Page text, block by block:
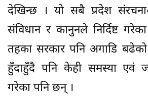
देखिन्छ । यो सबै प्रदेश
संविधान र कानुनले निर्दिष्ट
तहका सरकार पनि अगाडि
हुँदाहुँदै पनि केही समस्या एवं
गरेका पनि छन् ।